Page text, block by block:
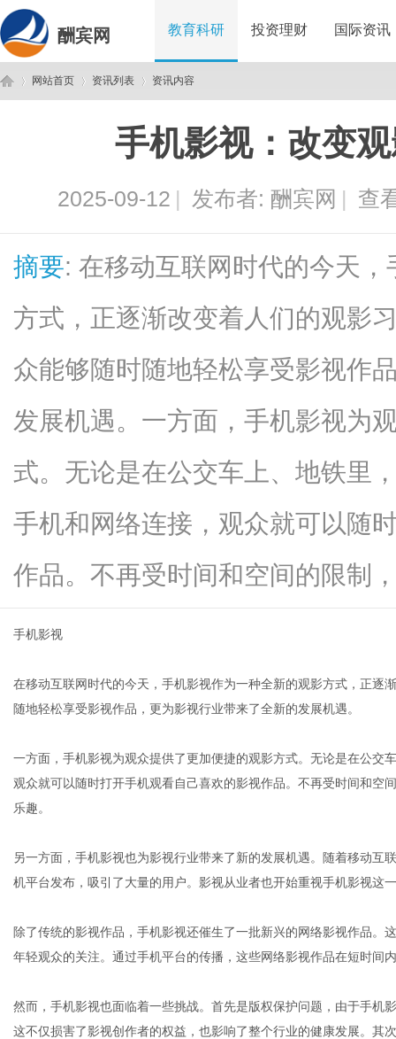
酬宾网 教育科研 投资理财 国际资讯
网站首页 资讯列表
›
资讯内容
手机影视：改变
2025-09-12 | 发布者: 酬宾网 | 查
摘要: 在移动互联网时代的今天
方式，正逐渐改变着人们的观影
众能够随时随地轻松享受影视作
发展机遇。一方面，手机影视为
式。无论是在公交车上、地铁里
手机和网络连接，观众就可以随
作品。不再受时间和空间的限制
手机影视
在移动互联网时代的今天，手机影视作为一种全新的观影方式，正逐
随地轻松享受影视作品，更为影视行业带来了全新的发展机遇。
一方面，手机影视为观众提供了更加便捷的观影方式。无论是在公交
观众就可以随时打开手机观看自己喜欢的影视作品。不再受时间和空
乐趣。
另一方面，手机影视也为影视行业带来了新的发展机遇。随着移动互
机平台发布，吸引了大量的用户。影视从业者也开始重视手机影视这
除了传统的影视作品，手机影视还催生了一批新兴的网络影视作品。
年轻观众的关注。通过手机平台的传播，这些网络影视作品在短时间
然而，手机影视也面临着一些挑战。首先是版权保护问题，由于手机
这不仅损害了影视创作者的权益，也影响了整个行业的健康发展。其